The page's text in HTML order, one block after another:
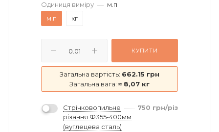
Одиниця виміру — м.п
м.п
кг
КУПИТИ
Загальна вартість: 662.15 грн
Загальна вага: ≈ 8,07 кг
Стрічковопильне
різання Ф355-400мм
(вуглецева сталь)
750 грн/різ